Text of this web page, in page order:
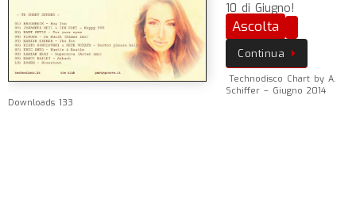
10 di Giugno!
Ascolta
Continua
Technodisco Chart by A.
Schiffer – Giugno 2014
Downloads 133